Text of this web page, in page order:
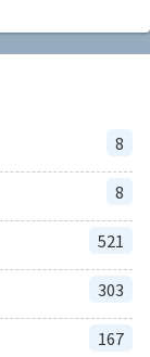
8
8
521
303
167